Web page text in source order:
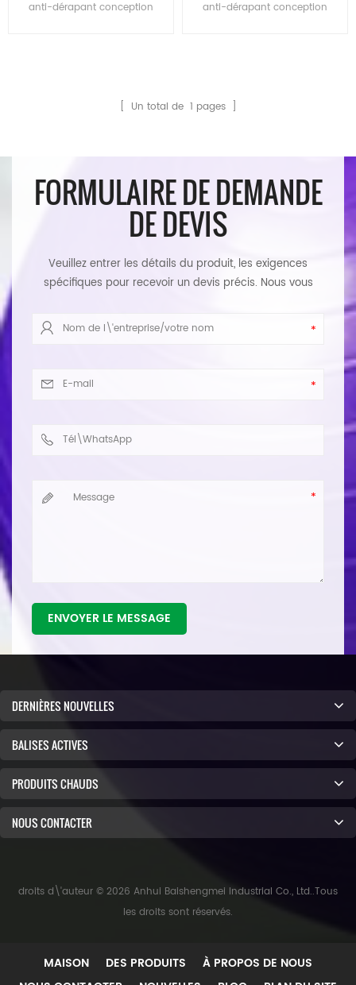
Fitness Yoga tapis
anti-dérapant conception
Set
anti-dérapant conception
[ Un total de 1 pages ]
FORMULAIRE DE DEMANDE
DE DEVIS
Veuillez entrer les détails du produit, les exigences
spécifiques pour recevoir un devis précis. Nous vous
ENVOYER LE MESSAGE
DERNIÈRES NOUVELLES
BALISES ACTIVES
PRODUITS CHAUDS
NOUS CONTACTER
droits d\'auteur © 2026 Anhui Baishengmei Industrial Co., Ltd..Tous
les droits sont réservés.
MAISON DES PRODUITS
À PROPOS DE NOUS